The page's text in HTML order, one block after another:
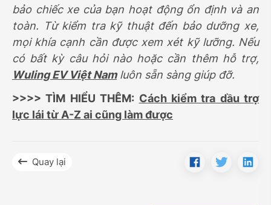
bảo chiếc xe của bạn hoạt động ổn định và an
toàn. Từ kiểm tra kỹ thuật đến bảo dưỡng xe,
mọi khía cạnh cần được xem xét kỹ lưỡng. Nếu
có bất kỳ câu hỏi nào hoặc cần thêm hỗ trợ,
Wuling EV Việt Namluôn sẵn sàng giúp đỡ.
>>>> TÌM HIỂU THÊM: Cách kiểm tra dầu trợ
lực lái từ A-Z ai cũng làm được
Quay lại